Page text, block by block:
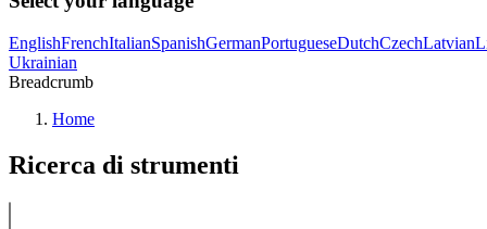
EnglishFrenchItalianSpanishGermanPortugueseDutchCzechLatvian
Ukrainian
Breadcrumb
Home
Ricerca di strumenti